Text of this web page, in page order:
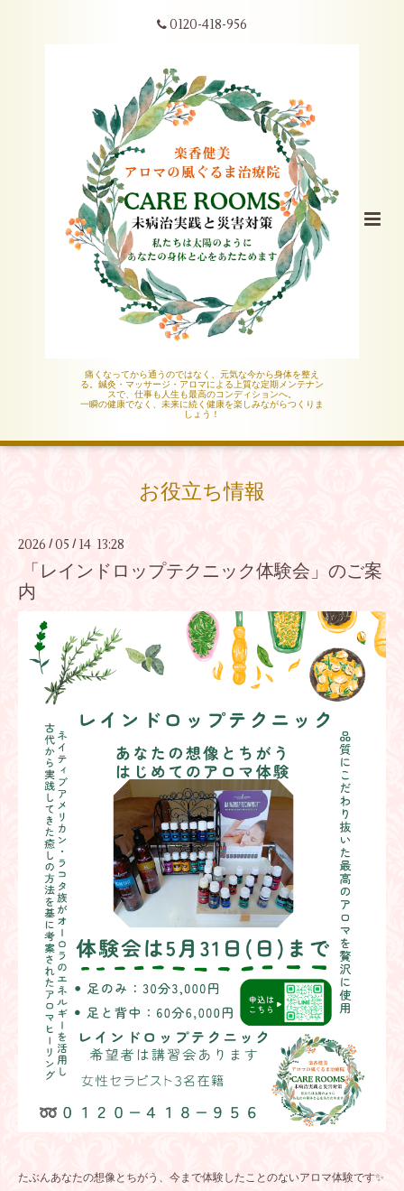
0120-418-956
痛くなってから通うのではなく、元気な今から身体を整え
る。鍼灸・マッサージ・アロマによる上質な定期メンテナン
スで、仕事も人生も最高のコンディションへ。
一瞬の健康でなく、未来に続く健康を楽しみながらつくりま
しょう！
お役立ち情報
2026 /05 / 14 13:28
「レインドロップテクニック体験会」のご案
内
たぶんあなたの想像とちがう、今まで体験したことのないアロマ体験です✨